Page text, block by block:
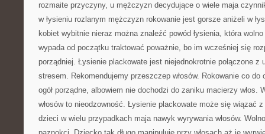
rozmaite przyczyny, u mężczyzn decydujące o wiele maja
w łysieniu rozlanym mężczyzn rokowanie jest gorsze aniżeli w
kobiet wybitnie nieraz można znaleźć powód łysienia, która
wypada od początku traktować poważnie, bo im wcześniej się
porządniej. Łysienie plackowate jest niejednokrotnie połączone z
stresem. Rekomendujemy przeszczep włosów. Rokowanie co do
ogół porządne, albowiem nie dochodzi do zaniku macierzy włos.
włosów to nieodzowność. Łysienie plackowate może się wiązać
dzieci w wielu przypadkach maja nawyk wyrywania włosów.